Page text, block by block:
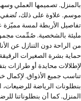
بالمنزل. تصميمها العملي
موسم. علاوة على ذلك، تُضفي
تفاصيل الأربطة لمسة مميّزة
من الراحة دون التنازل عن
حماية بشرة الصغيرات
لإطلالات محايدة أو طرازات
تناسب جميع الأذواق. لإكمال
بنطلونات الرياضة للرضيعات،
المنزل. كما أن بنطلوناتنا